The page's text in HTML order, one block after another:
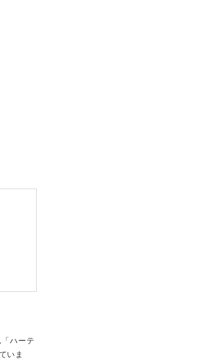
ハーテ
いま